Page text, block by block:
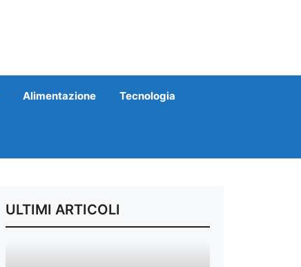
Alimentazione Tecnologia
ULTIMI ARTICOLI